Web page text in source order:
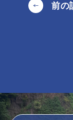
前の